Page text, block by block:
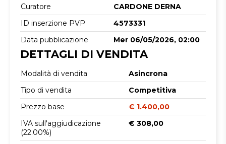
Curatore
CARDONE DERNA
ID inserzione PVP
4573331
Data pubblicazione
Mer 06/05/2026, 02:00
DETTAGLI DI VENDITA
Modalità di vendita
Asincrona
Tipo di vendita
Competitiva
Prezzo base
€ 1.400,00
IVA sull'aggiudicazione
(22.00%)
€ 308,00